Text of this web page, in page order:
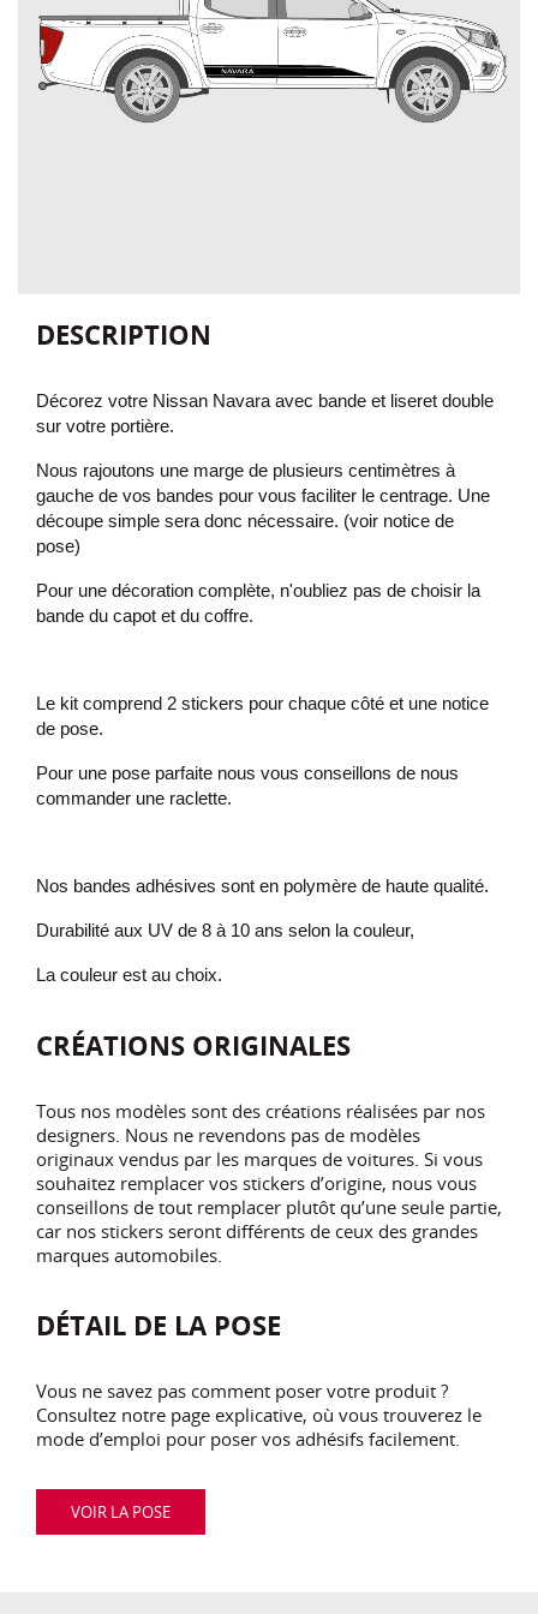
DESCRIPTION
Décorez votre Nissan Navara avec bande et liseret double
sur votre portière.
Nous rajoutons une marge de plusieurs centimètres à
gauche de vos bandes pour vous faciliter le centrage. Une
découpe simple sera donc nécessaire. (voir notice de
pose)
Pour une décoration complète, n'oubliez pas de choisir la
bande du capot et du coffre.
Le kit comprend 2 stickers pour chaque côté et une notice
de pose.
Pour une pose parfaite nous vous conseillons de nous
commander une raclette.
Nos bandes adhésives sont en polymère de haute qualité.
Durabilité aux UV de 8 à 10 ans selon la couleur,
La couleur est au choix.
CRÉATIONS ORIGINALES
Tous nos modèles sont des créations réalisées par nos
designers. Nous ne revendons pas de modèles
originaux vendus par les marques de voitures. Si vous
souhaitez remplacer vos stickers d’origine, nous vous
conseillons de tout remplacer plutôt qu’une seule partie,
car nos stickers seront différents de ceux des grandes
marques automobiles.
DÉTAIL DE LA POSE
Vous ne savez pas comment poser votre produit ?
Consultez notre page explicative, où vous trouverez le
mode d’emploi pour poser vos adhésifs facilement.
VOIR LA POSE